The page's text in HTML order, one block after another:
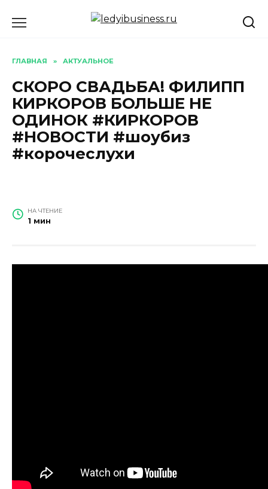
ГЛАВНАЯ » АКТУАЛЬНОЕ
СКОРО СВАДЬБА! ФИЛИПП
КИРКОРОВ БОЛЬШЕ НЕ
ОДИНОК #КИРКОРОВ
#НОВОСТИ #шоубиз
#корочеслухи
НА ЧТЕНИЕ
1 мин